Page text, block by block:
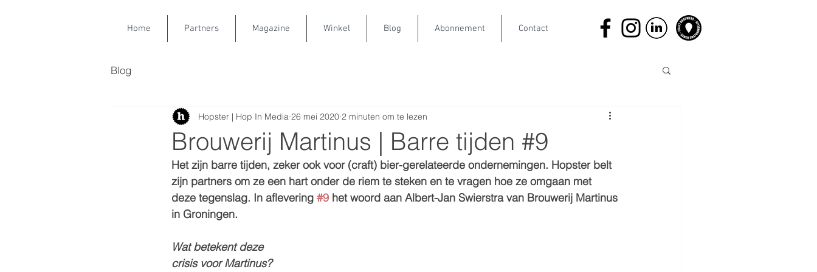
Home Partners Magazine Winkel Blog Abonnement Contact
Blog
Brouwerij Martinus | Barre tijden #9
Hopster | Hop In Media 26 mei 2020 2 minuten om te lezen
Het zijn barre tijden, zeker ook voor (craft) bier-gerelateerde ondernemingen. Hopster belt
zijn partners om ze een hart onder de riem te steken en te vragen hoe ze omgaan met
deze tegenslag. In aflevering #9 het woord aan Albert-Jan Swierstra van Brouwerij Martinus
in Groningen.
Wat betekent deze
crisis voor Martinus?